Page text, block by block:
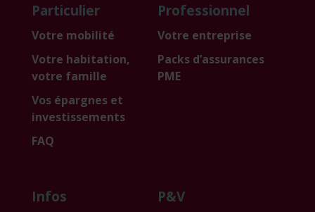
Particulier
Votre mobilité
Votre habitation,
votre famille
Vos épargnes et
investissements
FAQ
Professionnel
Votre entreprise
Packs d’assurances
PME
Infos P&V